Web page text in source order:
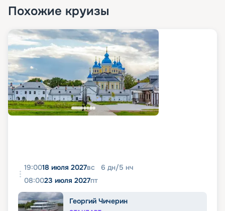
Похожие круизы
19:0018 июля 2027вс 6 дн/5 нч
08:0023 июля 2027пт
Георгий Чичерин